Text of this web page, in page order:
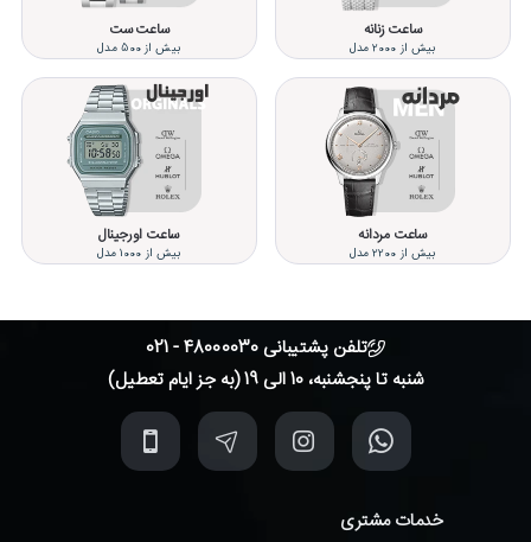
ساعت زنانه
بیش از 2000 مدل
ساعت ست
بیش از 500 مدل
ساعت مردانه
بیش از 2200 مدل
ساعت اورجینال
بیش از 1000 مدل
تلفن پشتیبانی 48000030 - 021
شنبه تا پنجشنبه، 10 الی 19 (به جز ایام تعطیل)
خدمات مشتری